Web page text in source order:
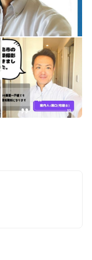
なら匿名でもご質問
せが可能です。